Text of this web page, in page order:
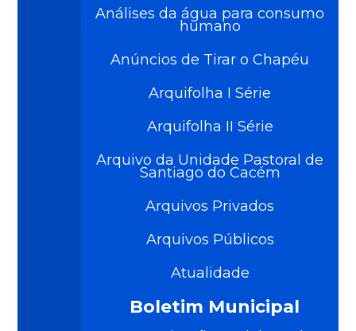
Análises da água para consumo
humano
Anúncios de Tirar o Chapéu
Arquifolha I Série
Arquifolha II Série
Arquivo da Unidade Pastoral de
Santiago do Cacém
Arquivos Privados
Arquivos Públicos
Atualidade
Boletim Municipal